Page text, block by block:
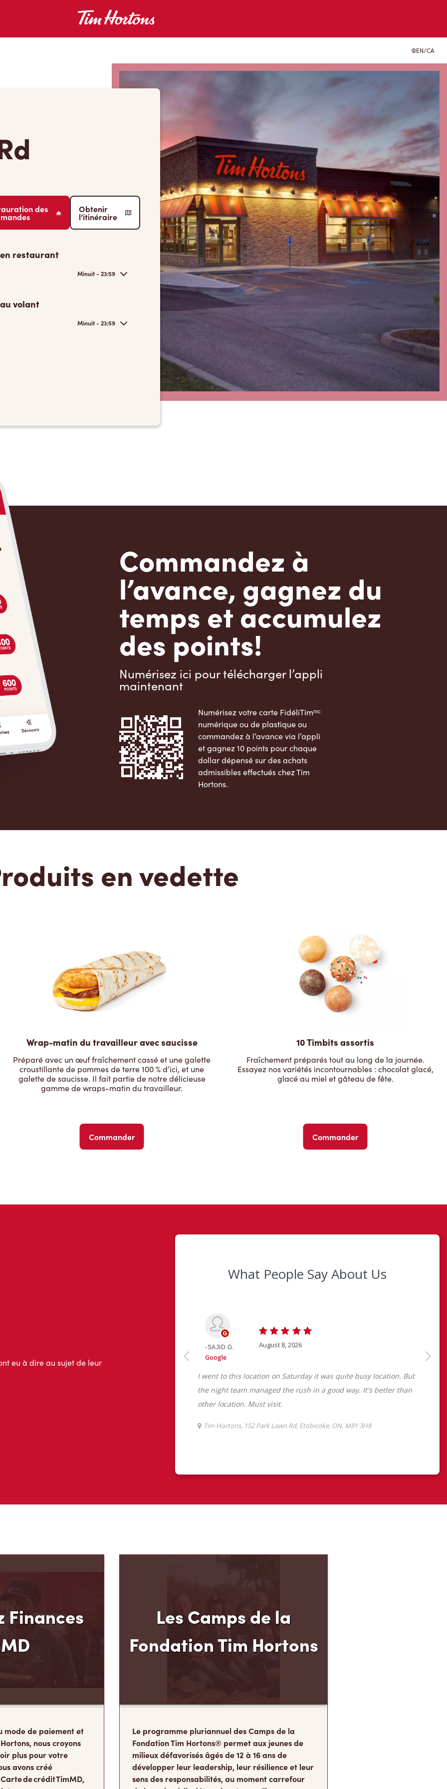
EN/CA
des Obtenir
l’itinéraire
restaurant
Minuit - 23:59
volant
Minuit - 23:59
Commandez à
l’avance, gagnez du
temps et accumulez
des points!
Numérisez ici pour télécharger l’appli
maintenant
Numérisez votre carte FidéliTimᵐᶜ
numérique ou de plastique ou
commandez à l’avance via l’appli
et gagnez 10 points pour chaque
dollar dépensé sur des achats
admissibles effectués chez Tim
Hortons.
en vedette
Wrap-matin du travailleur avec saucisse
Préparé avec un œuf fraîchement cassé et une galette
croustillante de pommes de terre 100 % d’ici, et une
galette de saucisse. Il fait partie de notre délicieuse
gamme de wraps-matin du travailleur.
Commander
10 Timbits assortis
Fraîchement préparés tout au long de la journée.
Essayez nos variétés incontournables : chocolat glacé,
glacé au miel et gâteau de fête.
Commander
eu à dire au sujet de leur
Finances
mode de paiement et
nous croyons
plus pour votre
avons créé
de crédit TimMD,
Les Camps de la
Fondation Tim Hortons
Le programme pluriannuel des Camps de la
Fondation Tim Hortons® permet aux jeunes de
milieux défavorisés âgés de 12 à 16 ans de
développer leur leadership, leur résilience et leur
sens des responsabilités, au moment carrefour